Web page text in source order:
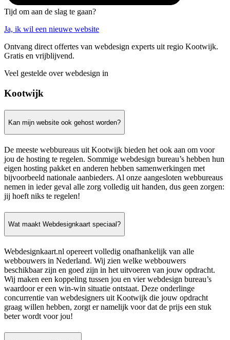
Tijd om aan de slag te gaan?
Ja, ik wil een nieuwe website
Ontvang direct offertes van webdesign experts uit regio Kootwijk.
Gratis en vrijblijvend.
Veel gestelde over webdesign in
Kootwijk
Kan mijn website ook gehost worden?
De meeste webbureaus uit Kootwijk bieden het ook aan om voor
jou de hosting te regelen. Sommige webdesign bureau’s hebben hun
eigen hosting pakket en anderen hebben samenwerkingen met
bijvoorbeeld nationale aanbieders. Al onze aangesloten webbureaus
nemen in ieder geval alle zorg volledig uit handen, dus geen zorgen:
jij hoeft niks te regelen!
Wat maakt Webdesignkaart speciaal?
Webdesignkaart.nl opereert volledig onafhankelijk van alle
webbouwers in Nederland. Wij zien welke webbouwers
beschikbaar zijn en goed zijn in het uitvoeren van jouw opdracht.
Wij maken een koppeling tussen jou en vier webdesign bureau’s
waardoor er een win-win situatie ontstaat. Deze onderlinge
concurrentie van webdesigners uit Kootwijk die jouw opdracht
graag willen hebben, zorgt er namelijk voor dat de prijs een stuk
beter wordt voor jou!